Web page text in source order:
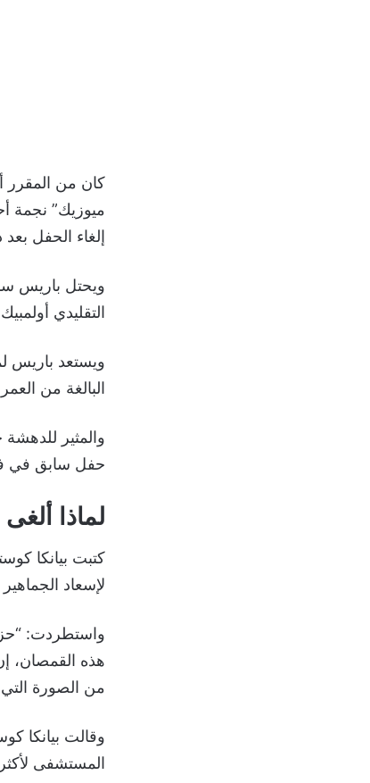
كان من المقرر
ميوزيك” نجمة
إلغاء الحفل
التقليدي
البالغة من العمر 25 عاماً فإن نادي باريس سان جيرمان قرر ببساطة إلغاء عضها.
والمثير
حفل سابق في
لماذا
كتبت بيانكا
لإسعاد الجماهير
واستطردت:
هذه القمصان،
من الصورة التي
وقالت بيانكا
المستشفى